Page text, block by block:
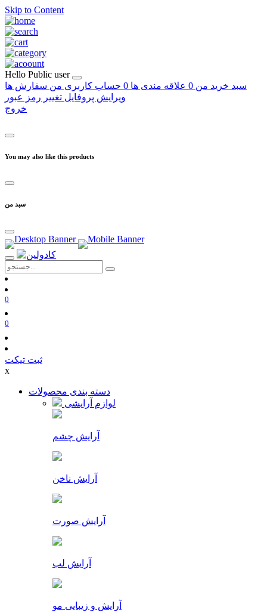
Skip to Content
Hello Public user
سبد خرید من 0 علاقه مندی ها 0 حساب کاربری من سفارش ها
ویرایش پروفایل تغییر رمز عبور
خروج
You may also like this products
سبد من
0
0
ثبت تیکت
x
دسته بندی محصولات
لوازم آرایشی
آرایش چشم
آرایش ناخن
آرایش صورت
آرایش لب
آرایش و زیبایی مو